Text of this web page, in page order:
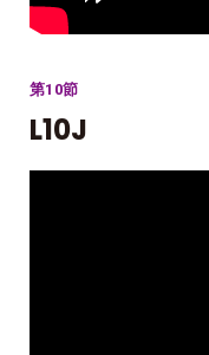
第10節
L10J